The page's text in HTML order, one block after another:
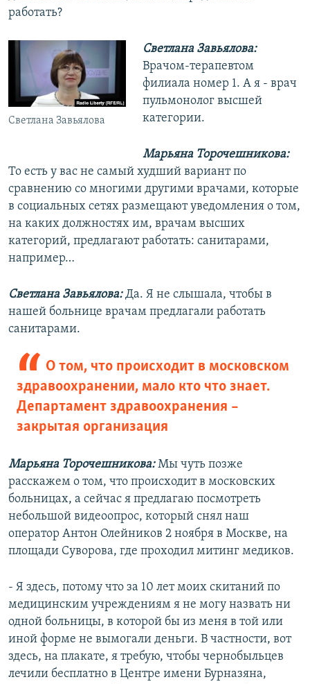
работать?
Светлана Завьялова
Светлана Завьялова:
Врачом-терапевтом
филиала номер 1. А я - врач
пульмонолог высшей
категории.
Марьяна Торочешникова:
То есть у вас не самый худший вариант по
сравнению со многими другими врачами, которые
в социальных сетях размещают уведомления о том,
на каких должностях им, врачам высших
категорий, предлагают работать: санитарами,
например…
Светлана Завьялова:Да. Я не слышала, чтобы в
нашей больнице врачам предлагали работать
санитарами.
О том, что происходит в московском
здравоохранении, мало кто что знает.
Департамент здравоохранения –
закрытая организация
Марьяна Торочешникова:Мы чуть позже
расскажем о том, что происходит в московских
больницах, а сейчас я предлагаю посмотреть
небольшой видеоопрос, который снял наш
оператор Антон Олейников 2 ноября в Москве, на
площади Суворова, где проходил митинг медиков.
- Я здесь, потому что за 10 лет моих скитаний по
медицинским учреждениям я не могу назвать ни
одной больницы, в которой бы из меня в той или
иной форме не вымогали деньги. В частности, вот
здесь, на плакате, я требую, чтобы чернобыльцев
лечили бесплатно в Центре имени Бурназяна,